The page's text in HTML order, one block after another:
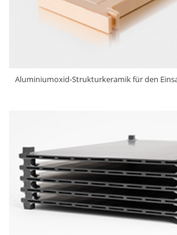
Aluminiumoxid-Strukturkeramik für den